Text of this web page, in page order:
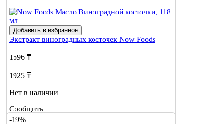
Добавить в избранное
Экстракт виноградных косточек Now Foods
1596 ₸
1925 ₸
Нет в наличии
Сообщить
о наличии
-19%